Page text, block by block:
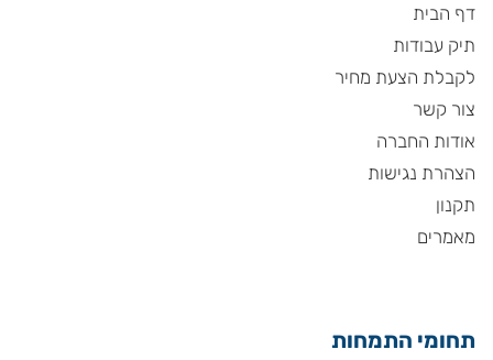
דף הבית
תיק עבודות
לקבלת הצעת מחיר
צור קשר
אודות החברה
הצהרת נגישות
תקנון
מאמרים
תחומי התמחות